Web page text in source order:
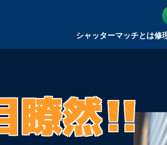
シャッターマッチとは修
瞭然!!